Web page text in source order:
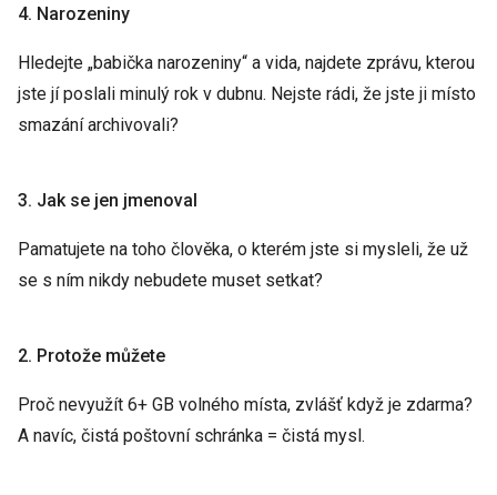
4. Narozeniny
Hledejte „babička narozeniny“ a vida, najdete zprávu, kterou
jste jí poslali minulý rok v dubnu. Nejste rádi, že jste ji místo
smazání archivovali?
3. Jak se jen jmenoval
Pamatujete na toho člověka, o kterém jste si mysleli, že už
se s ním nikdy nebudete muset setkat?
2. Protože můžete
Proč nevyužít 6+ GB volného místa, zvlášť když je zdarma?
A navíc, čistá poštovní schránka = čistá mysl.